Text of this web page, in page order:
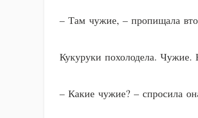
– Там чужие, – пропищала
Кукуруки похолодела.
– Какие чужие? – спросила